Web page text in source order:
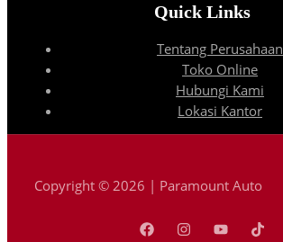
Quick Links
Tentang Perusahaan
Toko Online
Hubungi Kami
Lokasi Kantor
Copyright © 2026 | Paramount Auto